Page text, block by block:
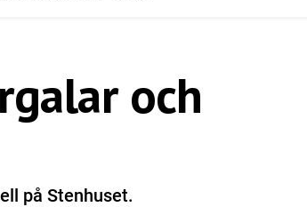
och
på Stenhuset.